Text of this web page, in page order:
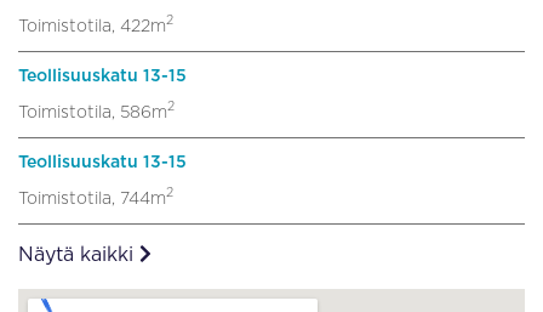
Toimistotila, 422m2
Teollisuuskatu 13-15
Toimistotila, 586m2
Teollisuuskatu 13-15
Toimistotila, 744m2
Näytä kaikki